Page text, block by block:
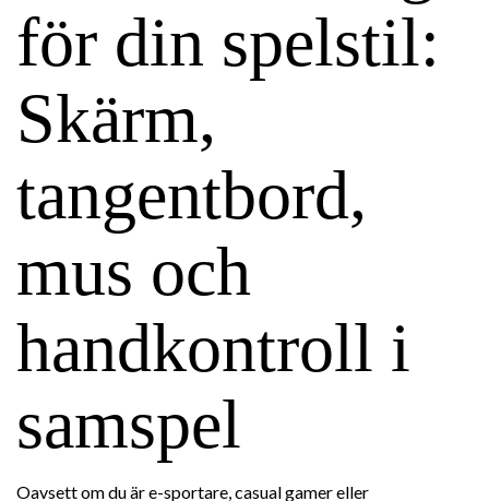
för din spelstil:
Skärm,
tangentbord,
mus och
handkontroll i
samspel
Oavsett om du är e-sportare, casual gamer eller